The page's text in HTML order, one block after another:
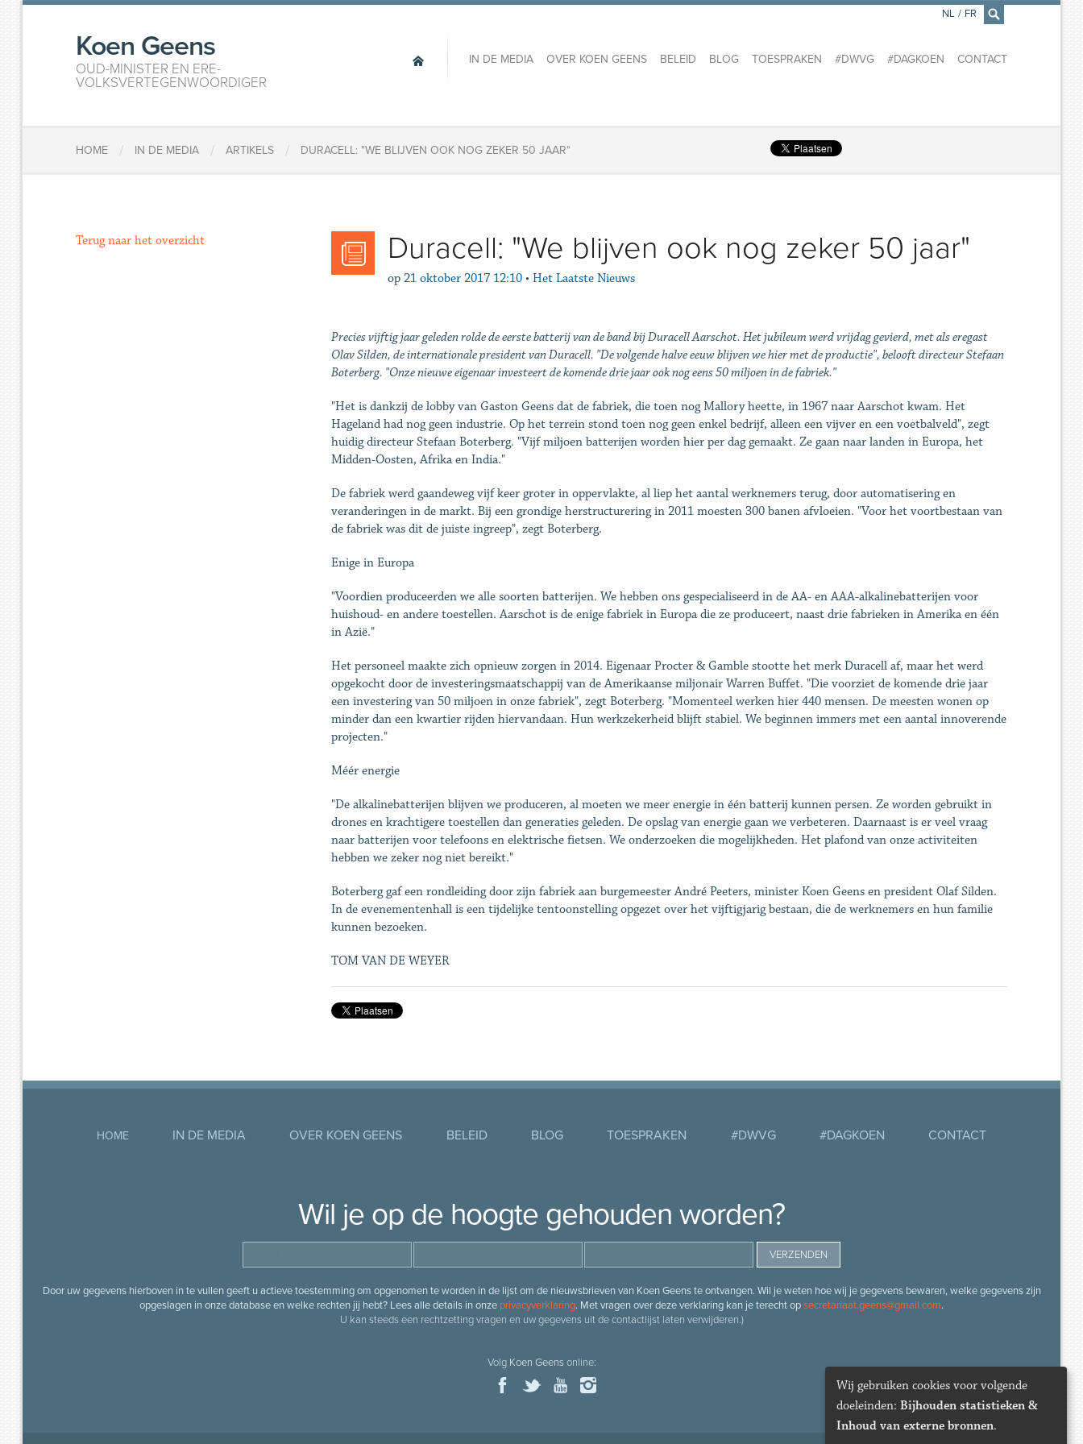
×
Koen Geens
OUD-MINISTER EN ERE-
VOLKSVERTEGENWOORDIGER
IN DE MEDIA OVER KOEN GEENS BELEID BLOG TOESPRAKEN #DWVG #DAGKOEN CONTACT
NL / FR
HOME / IN DE MEDIA / ARTIKELS / DURACELL: "WE BLIJVEN OOK NOG ZEKER 50 JAAR"
Duracell: "We blijven ook nog zeker 50 jaar"
op 21 oktober 2017 12:10 • Het Laatste Nieuws
Precies vijftig jaar geleden rolde de eerste batterij van de band bij Duracell Aarschot. Het jubileum werd vrijdag gevierd, met als eregast
Olav Silden, de internationale president van Duracell. "De volgende halve eeuw blijven we hier met de productie", belooft directeur Stefaan
Boterberg. "Onze nieuwe eigenaar investeert de komende drie jaar ook nog eens 50 miljoen in de fabriek."
"Het is dankzij de lobby van Gaston Geens dat de fabriek, die toen nog Mallory heette, in 1967 naar Aarschot kwam. Het
Hageland had nog geen industrie. Op het terrein stond toen nog geen enkel bedrijf, alleen een vijver en een voetbalveld", zegt
huidig directeur Stefaan Boterberg. "Vijf miljoen batterijen worden hier per dag gemaakt. Ze gaan naar landen in Europa, het
Midden-Oosten, Afrika en India."
De fabriek werd gaandeweg vijf keer groter in oppervlakte, al liep het aantal werknemers terug, door automatisering en
veranderingen in de markt. Bij een grondige herstructurering in 2011 moesten 300 banen afvloeien. "Voor het voortbestaan van
de fabriek was dit de juiste ingreep", zegt Boterberg.
Enige in Europa
"Voordien produceerden we alle soorten batterijen. We hebben ons gespecialiseerd in de AA- en AAA-alkalinebatterijen voor
huishoud- en andere toestellen. Aarschot is de enige fabriek in Europa die ze produceert, naast drie fabrieken in Amerika en één
in Azië."
Het personeel maakte zich opnieuw zorgen in 2014. Eigenaar Procter & Gamble stootte het merk Duracell af, maar het werd
opgekocht door de investeringsmaatschappij van de Amerikaanse miljonair Warren Buffet. "Die voorziet de komende drie jaar
een investering van 50 miljoen in onze fabriek", zegt Boterberg. "Momenteel werken hier 440 mensen. De meesten wonen op
minder dan een kwartier rijden hiervandaan. Hun werkzekerheid blijft stabiel. We beginnen immers met een aantal innoverende
projecten."
Méér energie
"De alkalinebatterijen blijven we produceren, al moeten we meer energie in één batterij kunnen persen. Ze worden gebruikt in
drones en krachtigere toestellen dan generaties geleden. De opslag van energie gaan we verbeteren. Daarnaast is er veel vraag
naar batterijen voor telefoons en elektrische fietsen. We onderzoeken die mogelijkheden. Het plafond van onze activiteiten
hebben we zeker nog niet bereikt."
Boterberg gaf een rondleiding door zijn fabriek aan burgemeester André Peeters, minister Koen Geens en president Olaf Silden.
In de evenementenhall is een tijdelijke tentoonstelling opgezet over het vijftigjarig bestaan, die de werknemers en hun familie
kunnen bezoeken.
TOM VAN DE WEYER
Terug naar het overzicht
HOME IN DE MEDIA OVER KOEN GEENS BELEID BLOG TOESPRAKEN #DWVG #DAGKOEN CONTACT
Wil je op de hoogte gehouden worden?
Door uw gegevens hierboven in te vullen geeft u actieve toestemming om opgenomen te worden in de lijst om de nieuwsbrieven van Koen Geens te ontvangen. Wil je weten hoe wij je gegevens bewaren, welke gegevens zijn
opgeslagen in onze database en welke rechten jij hebt? Lees alle details in onze privacyverklaring. Met vragen over deze verklaring kan je terecht opsecretariaat.geens@gmail.com.
U kan steeds een rechtzetting vragen en uw gegevens uit de contactlijst laten verwijderen.)
Volg Koen Geensonline:
Wij gebruiken cookies voor volgende
doeleinden: Bijhouden statistieken &
Inhoud van externe bronnen.